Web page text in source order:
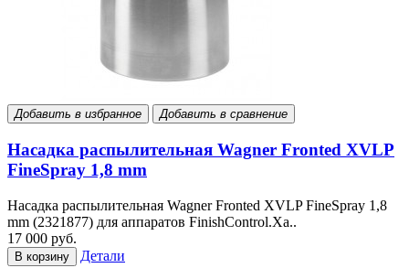
Добавить в избранное Добавить в сравнение
Насадка распылительная Wagner Fronted XVLP
FineSpray 1,8 mm
Насадка распылительная Wagner Fronted XVLP FineSpray 1,8
mm (2321877) для аппаратов FinishControl.Ха..
17 000 руб.
В корзину Детали